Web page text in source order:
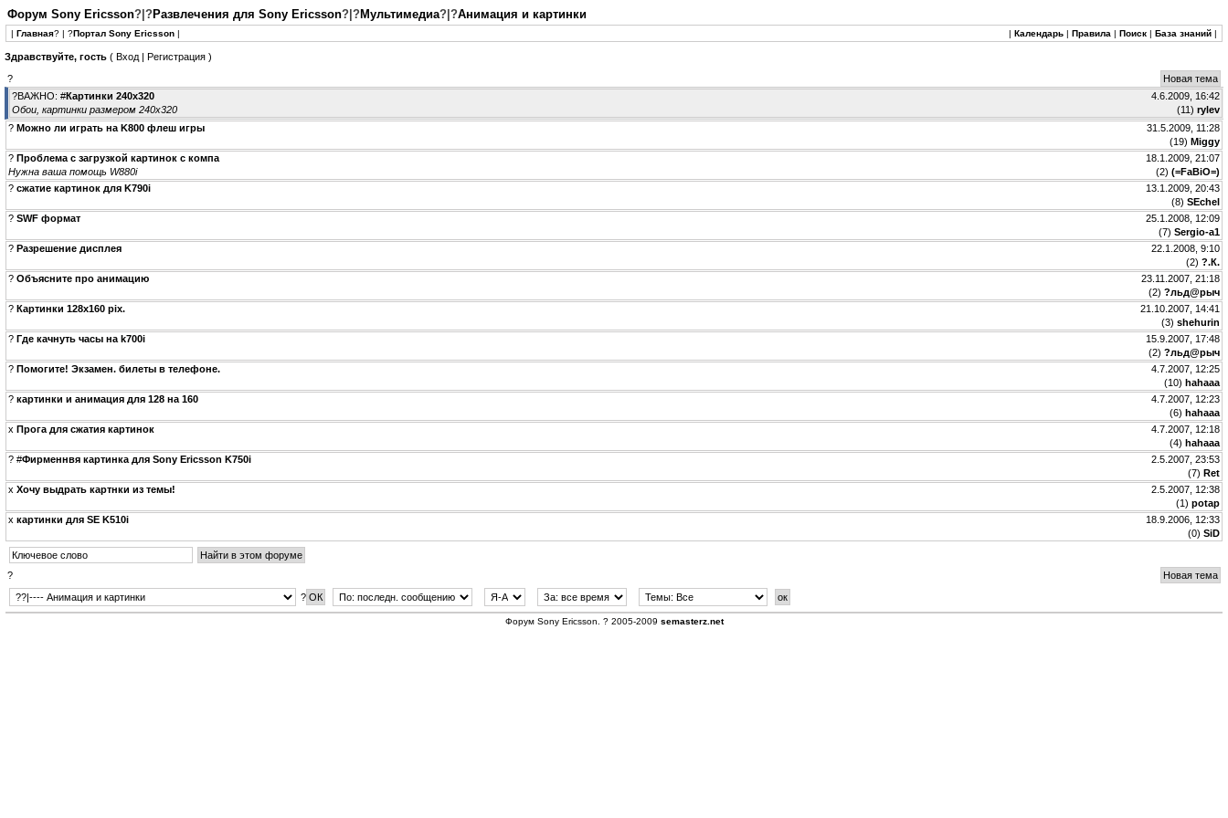
Форум Sony Ericsson?|? Развлечения для Sony Ericsson?|? Мультимедиа?|?Анимация и картинки
| Главная? | ?Портал Sony Ericsson | | Календарь | Правила | Поиск | База знаний |
Здравствуйте, гость ( Вход | Регистрация )
?
Новая тема
?ВАЖНО: #Картинки 240х320
Обои, картинки размером 240х320
4.6.2009, 16:42
(11) rylev
? Можно ли играть на K800 флеш игры
31.5.2009, 11:28
(19) Miggy
? Проблема с загрузкой картинок с компа
Нужна ваша помощь W880i
18.1.2009, 21:07
(2) (=FaBiO=)
? сжатие картинок для K790i
13.1.2009, 20:43
(8) SEchel
? SWF формат
25.1.2008, 12:09
(7) Sergio-a1
? Разрешение дисплея
22.1.2008, 9:10
(2) ?.К.
? Объясните про анимацию
23.11.2007, 21:18
(2) ?льд@рыч
? Картинки 128х160 pix.
21.10.2007, 14:41
(3) shehurin
? Где качнуть часы на k700i
15.9.2007, 17:48
(2) ?льд@рыч
? Помогите! Экзамен. билеты в телефоне.
4.7.2007, 12:25
(10) hahaaa
? картинки и анимация для 128 на 160
4.7.2007, 12:23
(6) hahaaa
x Прога для сжатия картинок
4.7.2007, 12:18
(4) hahaaa
? #Фирменнвя картинка для Sony Ericsson K750i
2.5.2007, 23:53
(7) Ret
x Хочу выдрать картнки из темы!
2.5.2007, 12:38
(1) potap
x картинки для SE K510i
18.9.2006, 12:33
(0) SiD
?
Новая тема
?
Форум Sony Ericsson . ? 2005-2009 semasterz.net